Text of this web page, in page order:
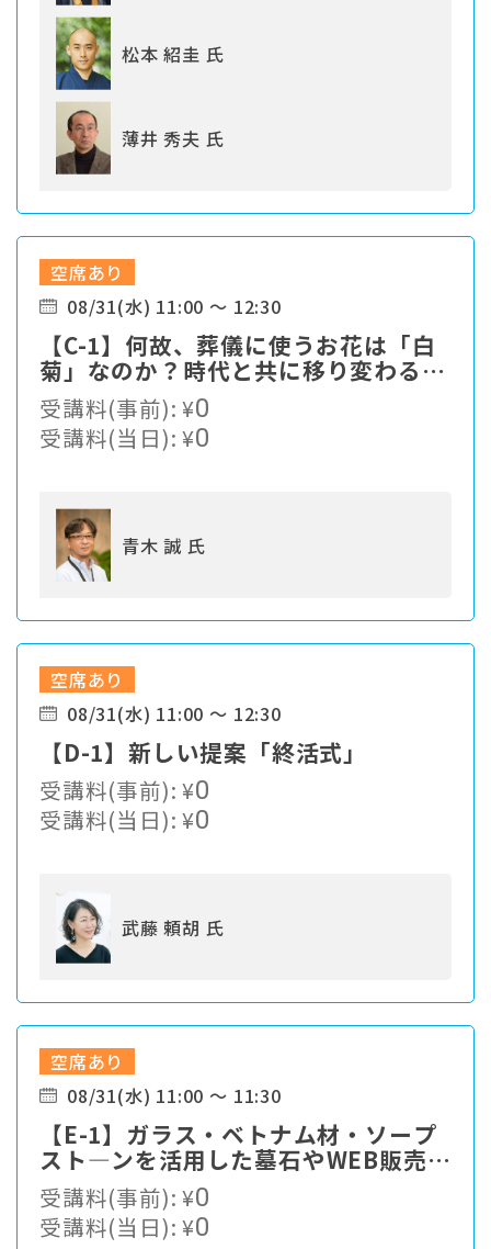
松本 紹圭 氏
薄井 秀夫 氏
空席あり
08/31(水) 11:00 ～ 12:30
【C-1】何故、葬儀に使うお花は「白
菊」なのか？時代と共に移り変わる顧
客ニーズの中、我々、葬儀社は現状の
ままで生き残れるのか・・・
受講料(事前):¥0
受講料(当日):¥0
青木 誠 氏
空席あり
08/31(水) 11:00 ～ 12:30
【D-1】新しい提案「終活式」
受講料(事前):¥0
受講料(当日):¥0
武藤 頼胡 氏
空席あり
08/31(水) 11:00 ～ 11:30
【E-1】ガラス・ベトナム材・ソープ
スト―ンを活用した墓石やWEB販売出
来るグッズの紹介。
受講料(事前):¥0
受講料(当日):¥0